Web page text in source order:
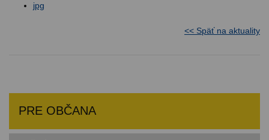
jpg
<< Späť na aktuality
PRE OBČANA